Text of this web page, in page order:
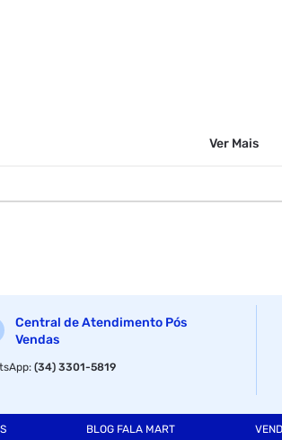
Ver Mais
Central de Atendimento Pós
Vendas
:(34) 3301-5819
BLOG FALA MART